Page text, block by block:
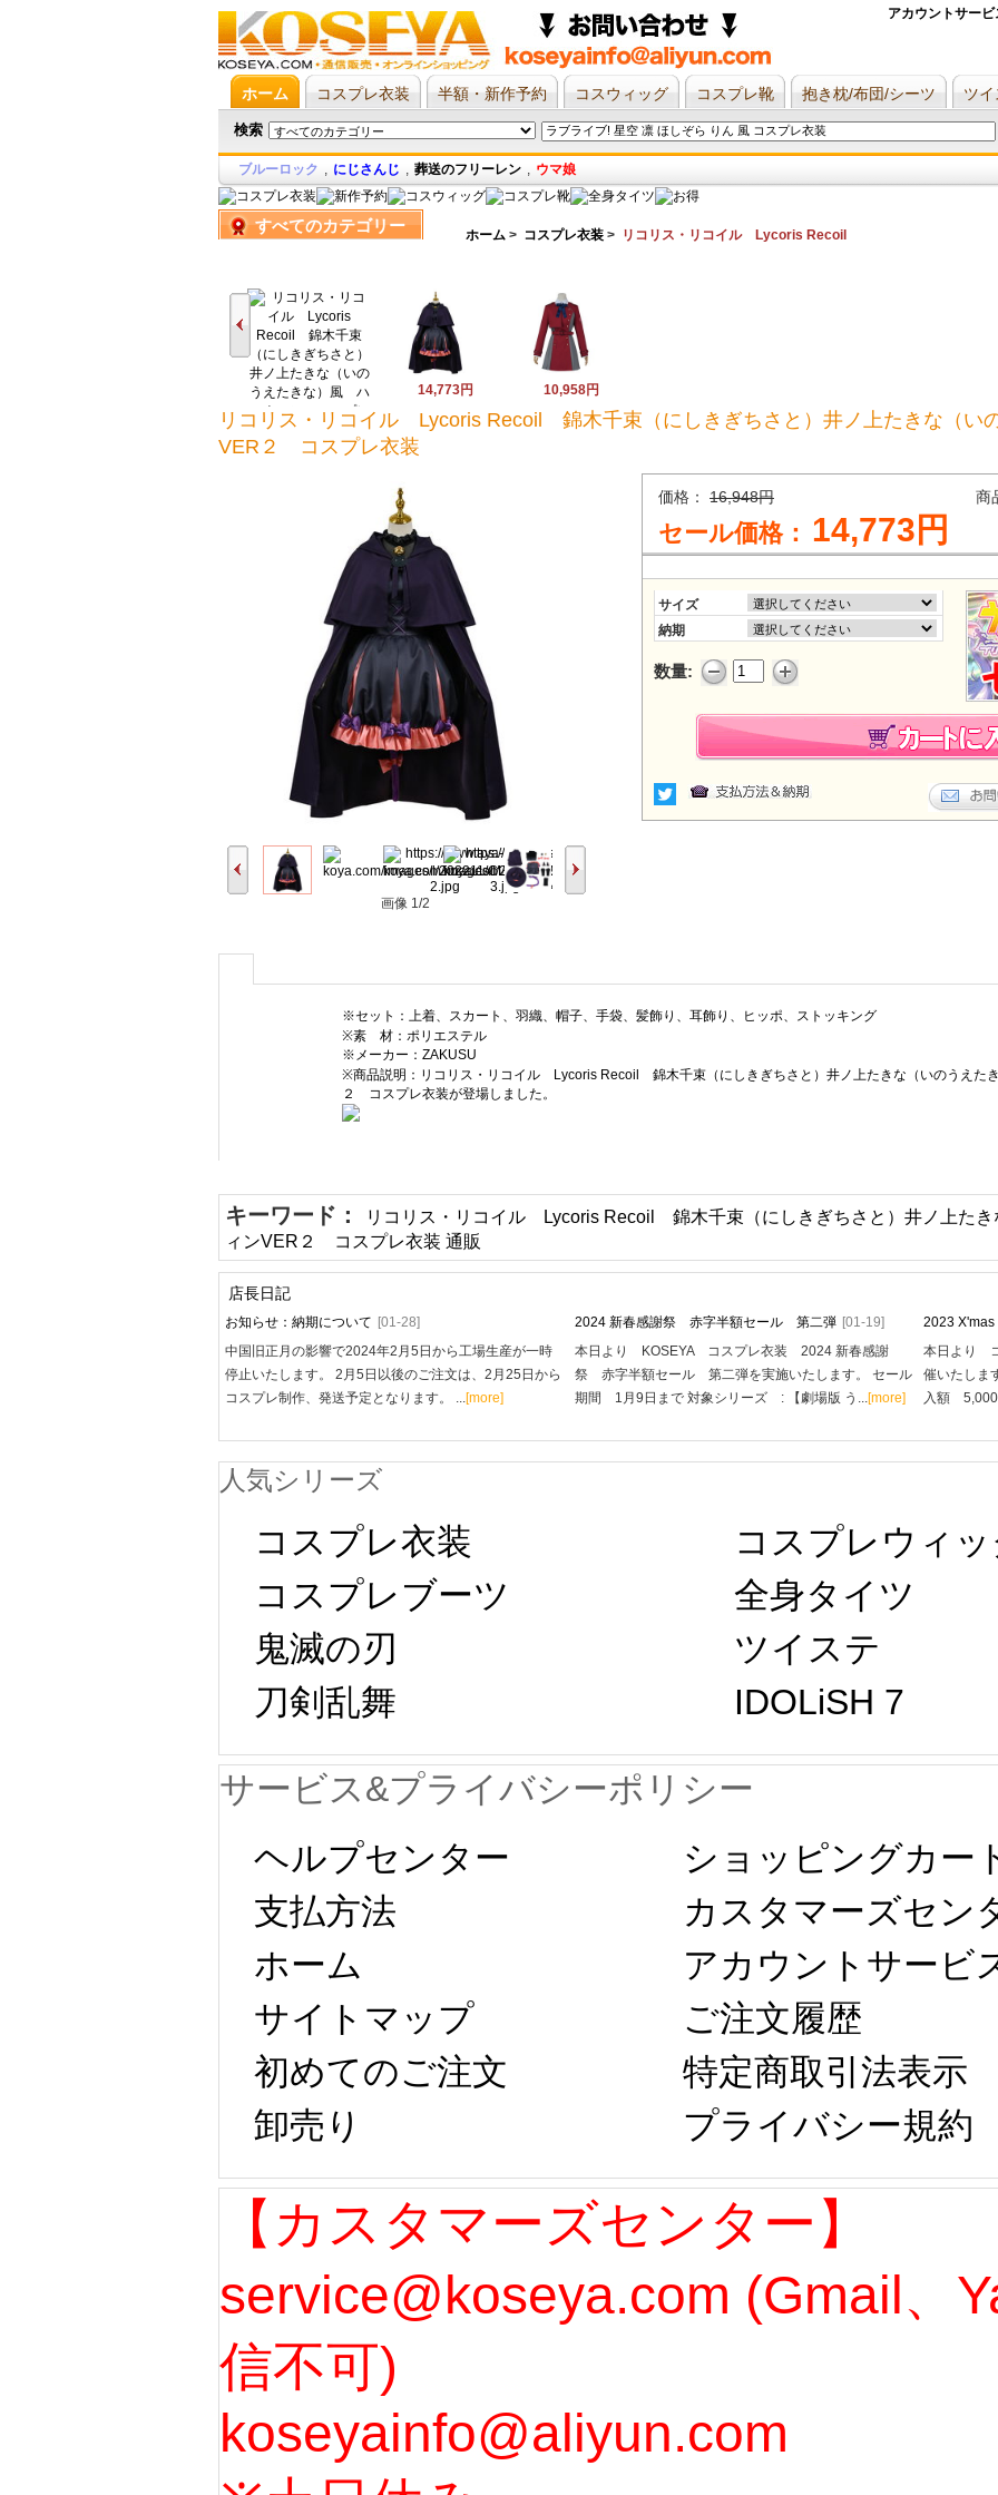
アカウントサービ
ホーム コスプレ衣装 半額・新作予約 コスウィッグ コスプレ靴 抱き枕/布団/シーツ ツイ
検索
ブルーロック , にじさんじ , 葬送のフリーレン , ウマ娘
すべてのカテゴリー ホーム > コスプレ衣装 > リコリス・リコイル Lycoris Recoil
15,703円
14,773円 10,958円
リコリス・リコイル Lycoris Recoil 錦木千束（にしきぎちさと）井ノ上たきな（い
VER２ コスプレ衣装
画像 1/2
価格： 16,948円 商
セール価格： 14,773円
サイズ
納期
数量:
※セット：上着、スカート、羽織、帽子、手袋、髪飾り、耳飾り、ヒッポ、ストッキング
※素 材：ポリエステル
※メーカー：ZAKUSU
※商品説明：リコリス・リコイル Lycoris Recoil 錦木千束（にしきぎちさと）井ノ上たきな（いのうえた
２ コスプレ衣装が登場しました。
キーワード：
リコリス・リコイル Lycoris Recoil 錦木千束（にしきぎちさと）井ノ上た
ィンVER２ コスプレ衣装 通販
店長日記
お知らせ：納期について [01-28]
中国旧正月の影響で2024年2月5日から工場生産が一時
停止いたします。 2月5日以後のご注文は、2月25日から
コスプレ制作、発送予定となります。 ...[more]
2024 新春感謝祭 赤字半額セール 第二弾 [01-19]
本日より KOSEYA コスプレ衣装 2024 新春感謝
祭 赤字半額セール 第二弾を実施いたします。 セール
期間 1月9日まで 対象シリーズ : 【劇場版 う...[more]
2023
本日より
催いたしま
入額
人気シリーズ
コスプレ衣装
コスプレウィ
コスプレブーツ
全身タイツ
鬼滅の刃
ツイステ
刀剣乱舞
IDOLiSH 7
サービス&プライバシーポリシー
ヘルプセンター
ショッピングカー
支払方法
カスタマーズセン
ホーム
アカウントサービ
サイトマップ
ご注文履歴
初めてのご注文
特定商取引法表示
卸売り
プライバシー規約
【カスタマーズセンター】
service@koseya.com (Gmail、
信不可)
koseyainfo@aliyun.com